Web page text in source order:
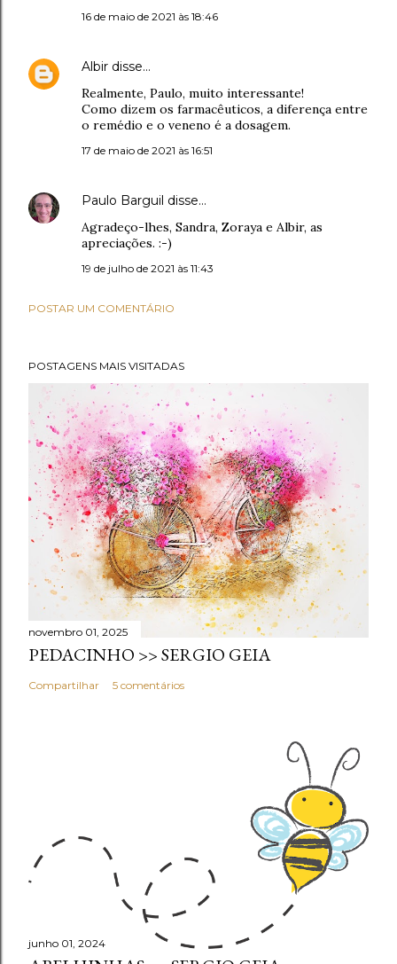
16 de maio de 2021 às 18:46
Albir disse…
Realmente, Paulo, muito interessante!
Como dizem os farmacêuticos, a diferença entre
o remédio e o veneno é a dosagem.
17 de maio de 2021 às 16:51
Paulo Barguil disse…
Agradeço-lhes, Sandra, Zoraya e Albir, as
apreciações. :-)
19 de julho de 2021 às 11:43
POSTAR UM COMENTÁRIO
POSTAGENS MAIS VISITADAS
novembro 01, 2025
PEDACINHO >> SERGIO GEIA
Compartilhar 5 comentários
junho 01, 2024